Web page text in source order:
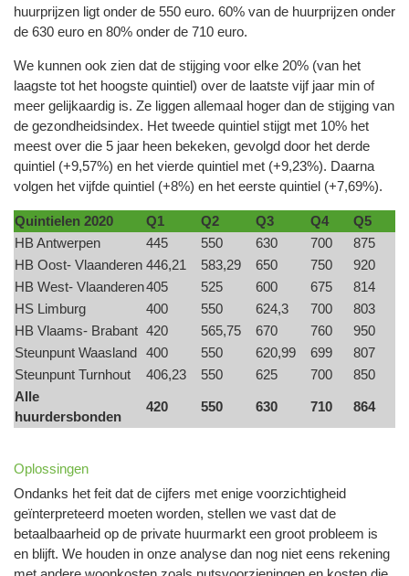
huurprijzen ligt onder de 550 euro. 60% van de huurprijzen onder
de 630 euro en 80% onder de 710 euro.
We kunnen ook zien dat de stijging voor elke 20% (van het
laagste tot het hoogste quintiel) over de laatste vijf jaar min of
meer gelijkaardig is. Ze liggen allemaal hoger dan de stijging van
de gezondheidsindex. Het tweede quintiel stijgt met 10% het
meest over die 5 jaar heen bekeken, gevolgd door het derde
quintiel (+9,57%) en het vierde quintiel met (+9,23%). Daarna
volgen het vijfde quintiel (+8%) en het eerste quintiel (+7,69%).
Quintielen 2020 Q1 Q2 Q3 Q4
Q5
HB Antwerpen
445 550 630 700
875
HB Oost- Vlaanderen 446,21 583,29 650 750
920
HB West- Vlaanderen405 525 600 675
814
HS Limburg
400 550 624,3 700
803
HB Vlaams- Brabant 420 565,75 670 760
950
Steunpunt Waasland 400 550 620,99 699
807
Steunpunt Turnhout
406,23 550 625 700
850
Alle
huurdersbonden
420 550 630 710 864
Oplossingen
Ondanks het feit dat de cijfers met enige voorzichtigheid
geïnterpreteerd moeten worden, stellen we vast dat de
betaalbaarheid op de private huurmarkt een groot probleem is
en blijft. We houden in onze analyse dan nog niet eens rekening